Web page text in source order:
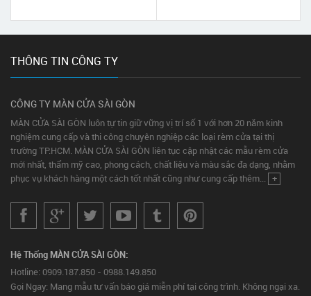
THÔNG TIN CÔNG TY
CÔNG TY MÀN CỬA SÀI GÒN
MÀN CỬA SÀI GÒN luôn tự tin giữ vững vị trí số 1 với hơn 20 năm kinh
nghiệm cung cấp và thi công chuyên nghiệp các loại rèm cửa tại thị
trường TP.HCM. MÀN CỬA SÀI GÒN liên tục cập nhật các mẫu rèm cửa
mới nhất, thẩm mỹ cao, phong cách, chất liệu và màu sắc đa dạng, nhằm
phục vụ khách hàng một cách tốt nhất cũng như cung cấp thêm... +
Hệ Thống MÀN CỬA SÀI GÒN:
Hotline: 0909.187.850 - 0988.149.850
Gọi Ngay: Mang mẫu tư vấn báo giá miễn phí tại công trình. Không ngại xa.